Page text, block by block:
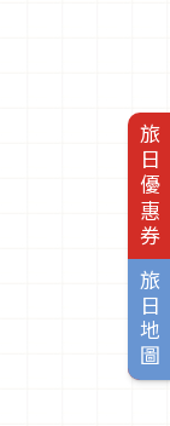
旅日優惠券
旅日地圖